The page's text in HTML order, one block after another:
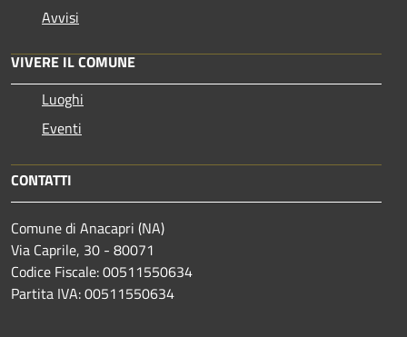
Avvisi
VIVERE IL COMUNE
Luoghi
Eventi
CONTATTI
Comune di Anacapri (NA)
Via Caprile, 30 - 80071
Codice Fiscale: 00511550634
Partita IVA: 00511550634